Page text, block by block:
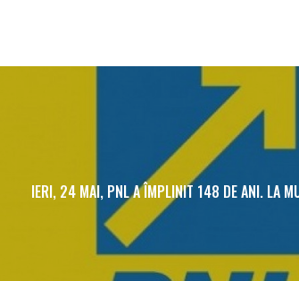
IERI, 24 MAI, PNL A ÎMPLINIT 148 DE ANI. LA